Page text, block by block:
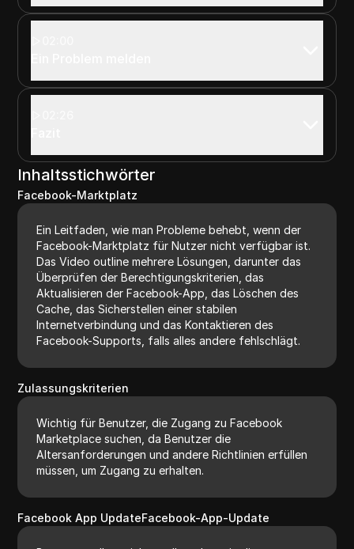
Inhaltsstichwörter
Facebook-Marktplatz
Ein Leitfaden, wie man Probleme behebt, wenn der
Facebook-Marktplatz für Nutzer nicht verfügbar ist.
Das Video outline mehrere Lösungen, darunter das
Überprüfen der Berechtigungskriterien, das
Aktualisieren der Facebook-App, das Löschen des
Cache, das Sicherstellen einer stabilen
Internetverbindung und das Kontaktieren des
Facebook-Supports, falls alles andere fehlschlägt.
Zulassungskriterien
Wichtig für Benutzer, die Zugang zu Facebook
Marketplace suchen, da Benutzer die
Altersanforderungen und andere Richtlinien erfüllen
müssen, um Zugang zu erhalten.
Facebook App UpdateFacebook-App-Update